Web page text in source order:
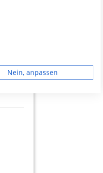
Nein, anpassen